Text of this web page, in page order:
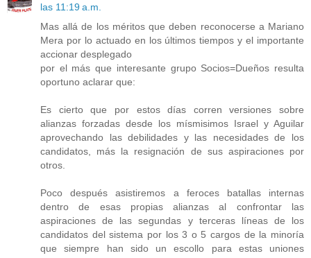
las 11:19 a.m.
Mas allá de los méritos que deben reconocerse a Mariano
Mera por lo actuado en los últimos tiempos y el importante
accionar desplegado
por el más que interesante grupo Socios=Dueños resulta
oportuno aclarar que:
Es cierto que por estos días corren versiones sobre
alianzas forzadas desde los mísmisimos Israel y Aguilar
aprovechando las debilidades y las necesidades de los
candidatos, más la resignación de sus aspiraciones por
otros.
Poco después asistiremos a feroces batallas internas
dentro de esas propias alianzas al confrontar las
aspiraciones de las segundas y terceras líneas de los
candidatos del sistema por los 3 o 5 cargos de la minoría
que siempre han sido un escollo para estas uniones